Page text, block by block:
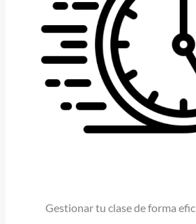
Gestionar tu clase de forma